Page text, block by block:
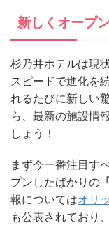
新しくオープ
杉乃井ホテルは現
スピードで進化を
れるたびに新しい
ら、最新の施設情
しょう！
まず今一番注目す
プンしたばかりの
報についてはオリ
も公表されており